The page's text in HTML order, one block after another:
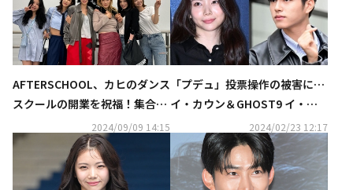
AFTERSCHOOL、カヒのダンス
スクールの開業を祝福！集合シ
ョットにファン歓喜2024/09/09 14:15
「プデュ」投票操作の被害に…
イ・カウン＆GHOST9 イ・ジ
ヌ、当時の心境を語る（動画あ
り）
2024/02/23 12:17